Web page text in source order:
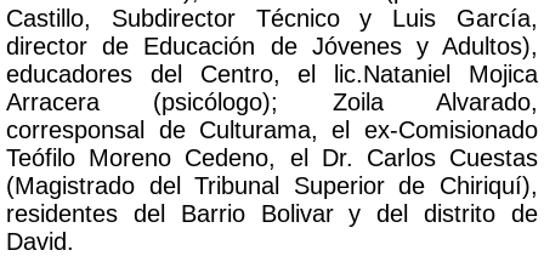
Castillo, Subdirector Técnico y Luis García,
director de Educación de Jóvenes y Adultos),
educadores del Centro, el lic.Nataniel Mojica
Arracera (psicólogo); Zoila Alvarado,
corresponsal de Culturama, el ex-Comisionado
Teófilo Moreno Cedeno, el Dr. Carlos Cuestas
(Magistrado del Tribunal Superior de Chiriquí),
residentes del Barrio Bolivar y del distrito de
David.